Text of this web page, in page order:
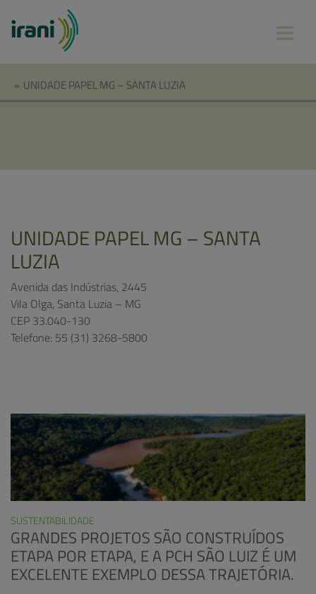
» UNIDADE PAPEL MG – SANTA LUZIA
UNIDADE PAPEL MG – SANTA
LUZIA
Avenida das Indústrias, 2445
Vila Olga, Santa Luzia – MG
CEP 33.040-130
Telefone: 55 (31) 3268-5800
SUSTENTABILIDADE
GRANDES PROJETOS SÃO CONSTRUÍDOS
ETAPA POR ETAPA, E A PCH SÃO LUIZ É UM
EXCELENTE EXEMPLO DESSA TRAJETÓRIA.